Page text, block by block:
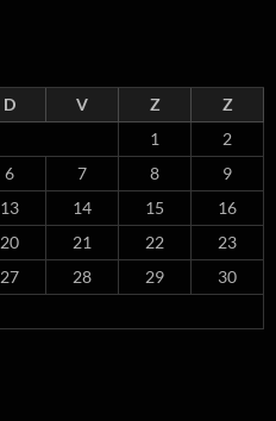
D V Z
Z
1
2
6 7 8
9
13 14 15
16
20 21 22
23
27 28 29
30